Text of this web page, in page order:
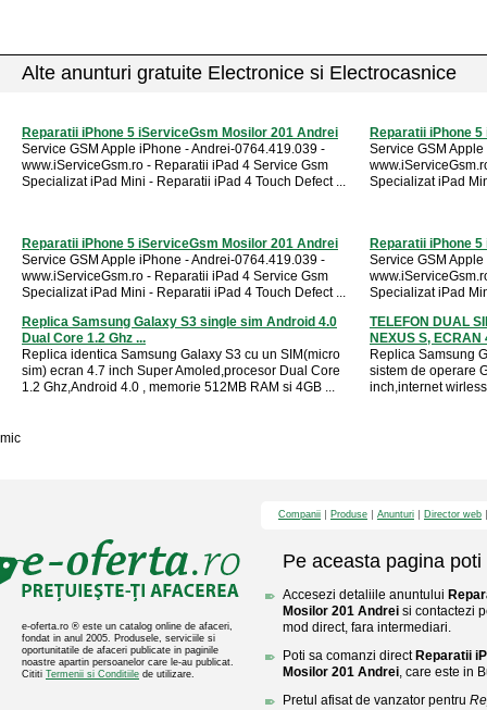
Alte anunturi gratuite Electronice si Electrocasnice
Reparatii iPhone 5 iServiceGsm Mosilor 201 Andrei
Service GSM Apple iPhone - Andrei-0764.419.039 -
www.iServiceGsm.ro - Reparatii iPad 4 Service Gsm
Specializat iPad Mini - Reparatii iPad 4 Touch Defect ...
Reparatii iPhone
Service GSM
Specializat iPad
Reparatii iPhone 5 iServiceGsm Mosilor 201 Andrei
Service GSM Apple iPhone - Andrei-0764.419.039 -
www.iServiceGsm.ro - Reparatii iPad 4 Service Gsm
Specializat iPad Mini - Reparatii iPad 4 Touch Defect ...
Reparatii iPhone
Service GSM
Specializat iPad
Replica Samsung Galaxy S3 single sim Android 4.0
Dual Core 1.2 Ghz ...
Replica identica Samsung Galaxy S3 cu un SIM(micro
sim) ecran 4.7 inch Super Amoled,procesor Dual Core
1.2 Ghz,Android 4.0 , memorie 512MB RAM si 4GB ...
TELEFON DUAL
NEXUS S, ECRAN
Replica Samsung
sistem de operare
inch,internet
mic
e-oferta.ro ® este un catalog online de afaceri,
fondat in anul 2005. Produsele, serviciile si
oportunitatile de afaceri publicate in paginile
noastre apartin persoanelor care le-au publicat.
Cititi Termenii si Conditiile de utilizare.
Companii Produse Anunturi Director web
Pe aceasta pagina poti
Accesezi detaliile anuntului
Mosilor 201 Andrei si contactezi
mod direct, fara intermediari.
Poti sa comanzi direct Reparatii
Mosilor 201 Andrei, care este in
Pretul afisat de vanzator pentru